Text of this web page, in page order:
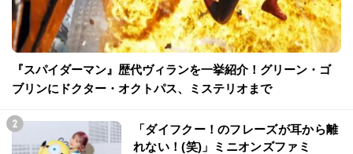
『スパイダーマン』歴代ヴィランを一挙紹介！グリーン・ゴ
ブリンにドクター・オクトパス、ミステリオまで
「ダイフクー！のフレーズが耳から離
れない！(笑)」ミニオンズファミ